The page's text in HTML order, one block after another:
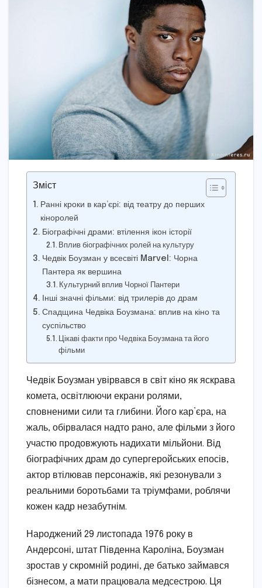
Зміст
Ранні кроки в кар’єрі: від театру до перших
кіноролей
Біографічні драми: втілення ікон історії
Вплив біографічних ролей на культуру
Чедвік Боузман у всесвіті Marvel: Чорна
Пантера як вершина
Культурний вплив Чорної Пантери
Інші значні фільми: від трилерів до драм
Спадщина Чедвіка Боузмана: вплив на кіно та
суспільство
Цікаві факти про Чедвіка Боузмана та його
фільми
Чедвік Боузман увірвався в світ кіно як яскрава
комета, освітлюючи екрани ролями,
сповненими сили та глибини. Його кар’єра, на
жаль, обірвалася надто рано, але фільми з його
участю продовжують надихати мільйони. Від
біографічних драм до супергеройських епосів,
актор втілював персонажів, які резонували з
реальними боротьбами та тріумфами, роблячи
кожен кадр незабутнім.
Народжений 29 листопада 1976 року в
Андерсоні, штат Південна Кароліна, Боузман
зростав у скромній родині, де батько займався
бізнесом, а мати працювала медсестрою. Ця